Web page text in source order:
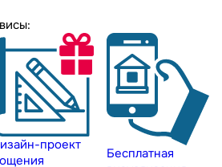
проект
Бесплатная